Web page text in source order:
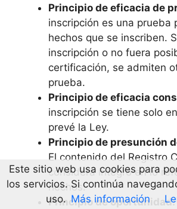
Principio de eficacia de
inscripción es una prueba
hechos que se inscriben.
inscripción o no fuera
certificación, se admiten
prueba.
Principio de eficacia
inscripción se tiene solo
prevé la Ley.
Principio de presunción
El contenido del Registro
considera íntegro en lo
hechos.
Principio de oportunidad:
Este sitio web usa cookies para
los servicios. Si continúa
uso. Más información